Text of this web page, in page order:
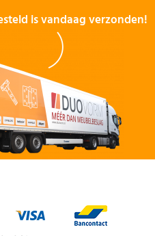
is vandaag verzonden!